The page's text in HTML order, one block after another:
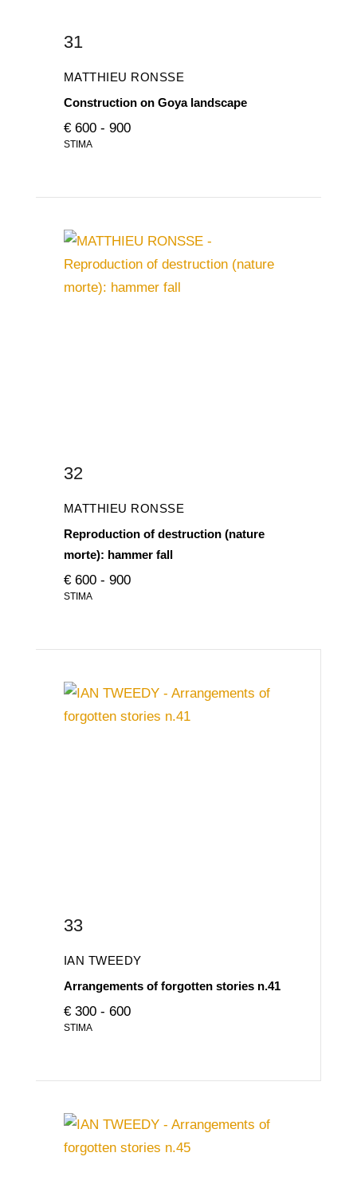
31
MATTHIEU RONSSE
Construction on Goya landscape
€ 600 - 900
STIMA
32
MATTHIEU RONSSE
Reproduction of destruction (nature
morte): hammer fall
€ 600 - 900
STIMA
33
IAN TWEEDY
Arrangements of forgotten stories n.41
€ 300 - 600
STIMA